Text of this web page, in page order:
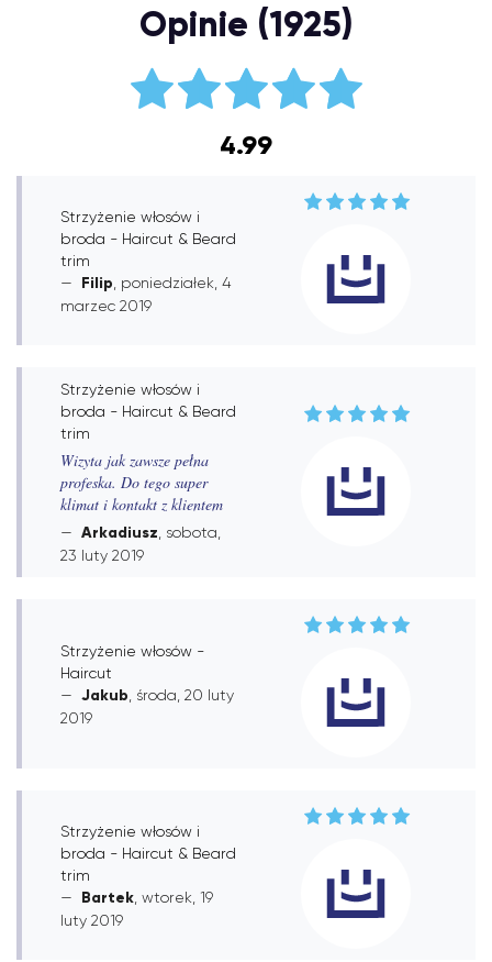
Opinie (1925)
4.99
Strzyżenie włosów i
broda - Haircut & Beard
trim
Filip , poniedziałek, 4
marzec 2019
Strzyżenie włosów i
broda - Haircut & Beard
trim
Wizyta jak zawsze pełna
profeska. Do tego super
klimat i kontakt z klientem
Arkadiusz , sobota,
23 luty 2019
Strzyżenie włosów -
Haircut
Jakub , środa, 20 luty
2019
Strzyżenie włosów i
broda - Haircut & Beard
trim
Bartek , wtorek, 19
luty 2019